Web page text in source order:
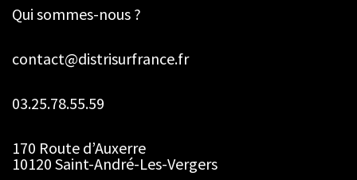
Qui sommes-nous ?
contact@distrisurfrance.fr
03.25.78.55.59
170 Route d’Auxerre
10120 Saint-André-Les-Vergers